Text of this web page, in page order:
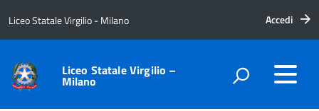
Liceo Statale Virgilio - Milano Accedi
Liceo Statale Virgilio –
Milano